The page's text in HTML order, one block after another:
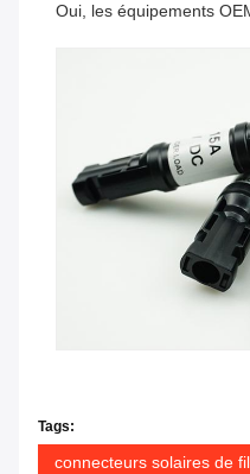
Oui, les équipements
Tags:
connecteurs solaires de fil